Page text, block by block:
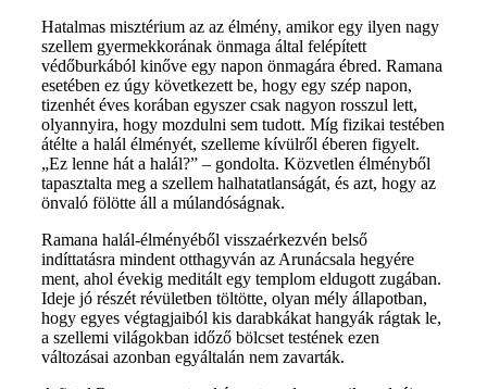
Hatalmas misztérium az az élmény, amikor egy ilyen nagy
szellem gyermekkorának önmaga által felépített
védőburkából kinőve egy napon önmagára ébred. Ramana
esetében ez úgy következett be, hogy egy szép napon,
tizenhét éves korában egyszer csak nagyon rosszul lett,
olyannyira, hogy mozdulni sem tudott. Míg fizikai testében
átélte a halál élményét, szelleme kívülről éberen figyelt.
„Ez lenne hát a halál?” – gondolta. Közvetlen élményből
tapasztalta meg a szellem halhatatlanságát, és azt, hogy az
önvaló fölötte áll a múlandóságnak.
Ramana halál-élményéből visszaérkezvén belső
indíttatásra mindent otthagyván az Arunácsala hegyére
ment, ahol évekig meditált egy templom eldugott zugában.
Ideje jó részét révületben töltötte, olyan mély állapotban,
hogy egyes végtagjaiból kis darabkákat hangyák rágtak le,
a szellemi világokban időző bölcset testének ezen
változásai azonban egyáltalán nem zavarták.